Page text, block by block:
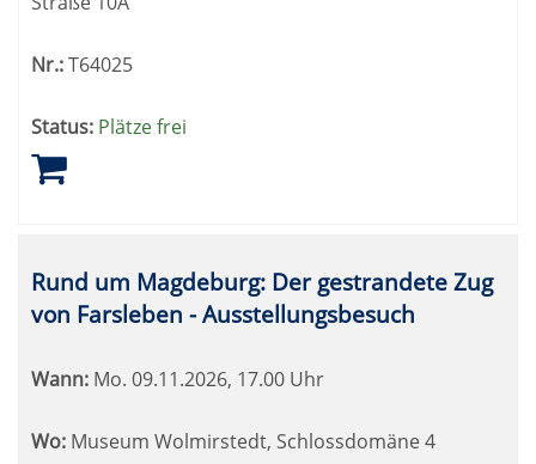
Nr.:T64025
Status: Plätze frei
Rund um Magdeburg: Der gestrandete Zug
von Farsleben - Ausstellungsbesuch
Wann: Mo. 09.11.2026, 17.00 Uhr
Wo: Museum Wolmirstedt, Schlossdomäne 4